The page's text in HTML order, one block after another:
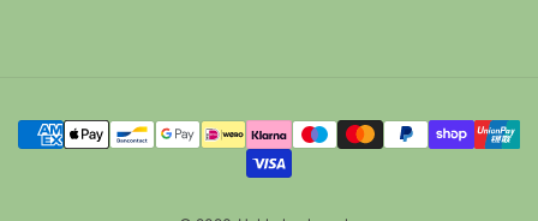
Betalingsmethoden